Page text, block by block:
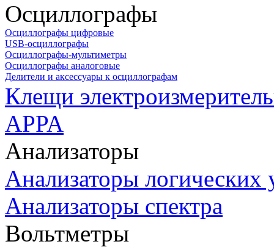
Осциллографы
Осциллографы цифровые
USB-осциллографы
Осциллографы-мультиметры
Осциллографы аналоговые
Делители и аксессуары к осциллографам
Клещи
APPA
Анализаторы
Анализаторы логических
Анализаторы спектра
Вольтметры